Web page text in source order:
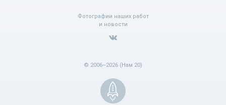
Фотографии наших работ
и новости
© 2006–2026 (Нам 20)